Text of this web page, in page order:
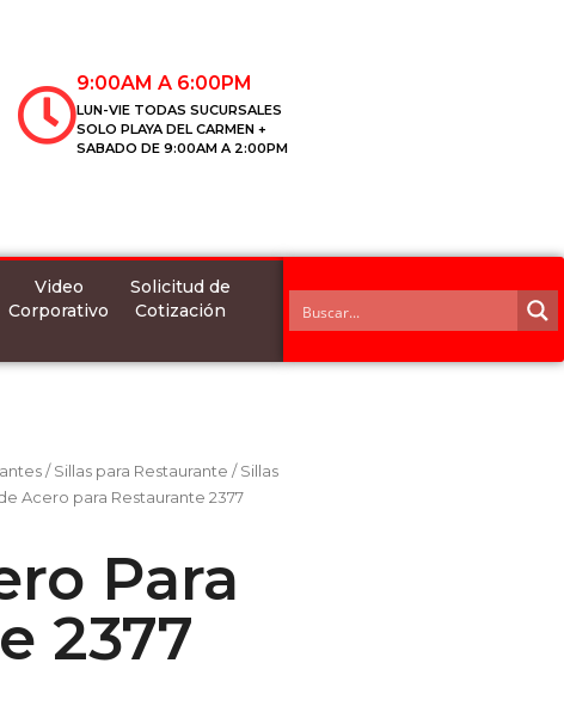
9:00AM A 6:00PM
LUN-VIE TODAS SUCURSALES
SOLO PLAYA DEL CARMEN +
SABADO DE 9:00AM A 2:00PM
Video
Corporativo
Solicitud de
Cotización
/Sillas para Restaurante /Sillas
Acero para Restaurante 2377
Para
2377